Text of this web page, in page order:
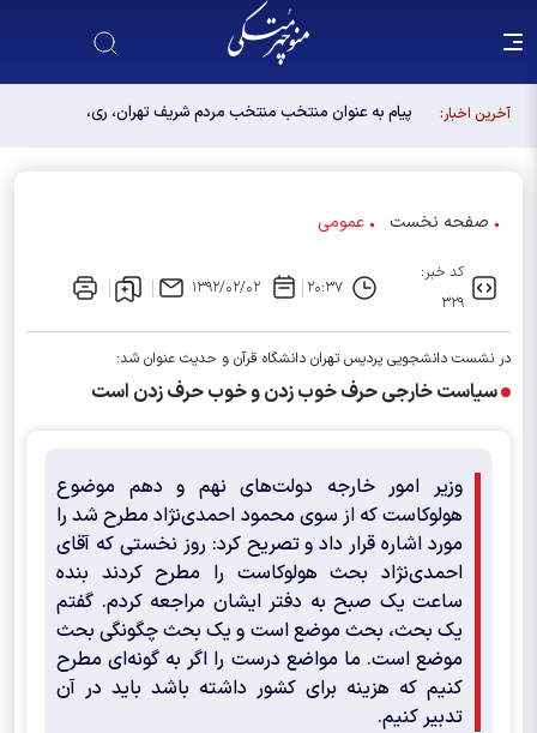
آخرین اخبار:
پیام به عنوان منتخب منتخب مردم شریف تهران، ری،
صفحه نخست عمومی
کد خبر:
۳۲۹
۲۰:۳۷ ۱۳۹۲/۰۲/۰۲
در نشست دانشجویی پردیس تهران دانشگاه قرآن و حدیث عنوان شد:
سیاست خارجی حرف خوب زدن و خوب حرف زدن است
وزیر امور خارجه دولت‌های نهم و دهم موضوع
هولوکاست که از سوی محمود احمدی‌نژاد مطرح شد را
مورد اشاره قرار داد و تصریح کرد: روز نخستی که آقای
احمدی‌نژاد بحث هولوکاست را مطرح کردند بنده
ساعت یک صبح به دفتر ایشان مراجعه کردم. گفتم
یک بحث، بحث موضع است و یک بحث چگونگی بحث
موضع است. ما مواضع درست را اگر به گونه‌ای مطرح
کنیم که هزینه برای کشور داشته باشد باید در آن
تدبیر کنیم.